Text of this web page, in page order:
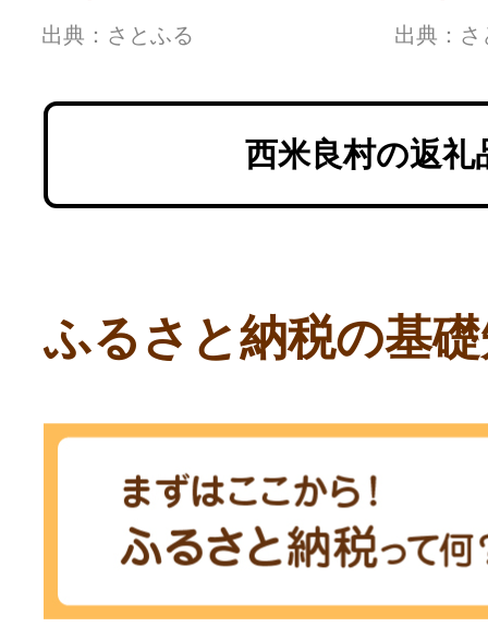
出典：さとふる 出典：さ
西米良村の返礼
ふるさと納税の基